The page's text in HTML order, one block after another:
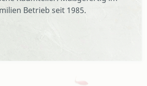
Betrieb seit 1985.